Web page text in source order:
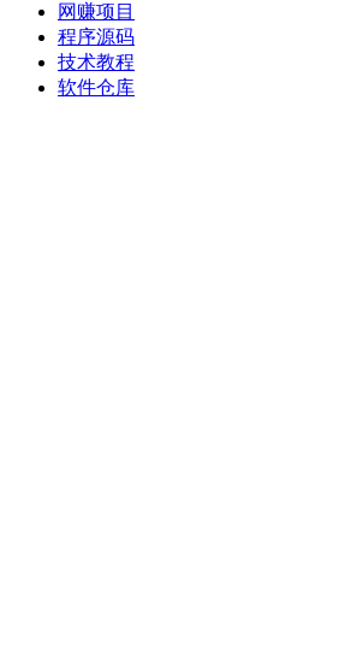
网赚项目
程序源码
技术教程
软件仓库